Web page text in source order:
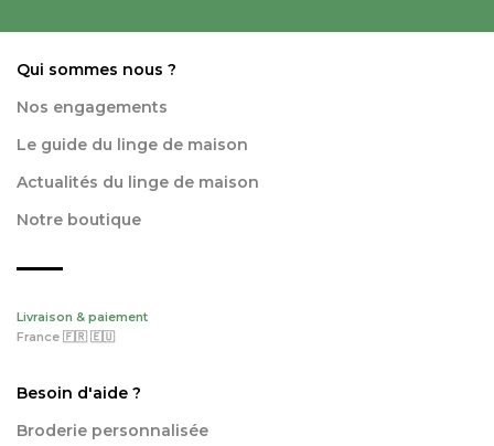
Qui sommes nous ?
Nos engagements
Le guide du linge de maison
Actualités du linge de maison
Notre boutique
Livraison & paiement
France 🇫🇷 🇪🇺
Besoin d'aide ?
Broderie personnalisée